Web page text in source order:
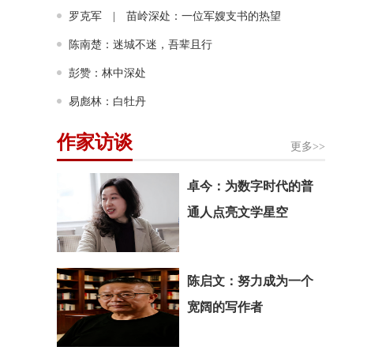
罗克军 | 苗岭深处：一位军嫂支书的热望
陈南楚：迷城不迷，吾辈且行
彭赞：林中深处
易彪林：白牡丹
更多>>
作家访谈
卓今：为数字时代的普
通人点亮文学星空
陈启文：努力成为一个
宽阔的写作者